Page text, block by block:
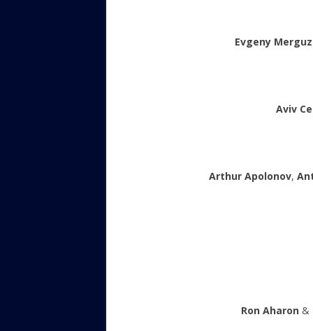
Evgeny
Aviv
Arthur Apolonov,
Ron Aharon&